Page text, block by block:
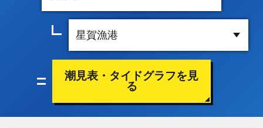
潮見表・タイドグラフを見
る